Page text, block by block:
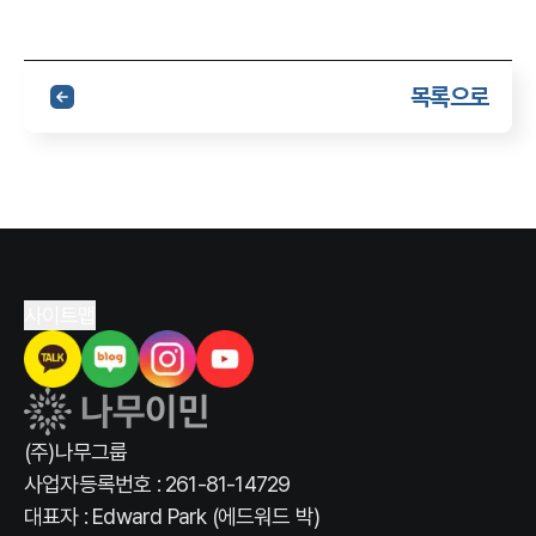
목록으로
(주)나무그룹
사업자등록번호 : 261-81-14729
대표자 : Edward Park (에드워드 박)